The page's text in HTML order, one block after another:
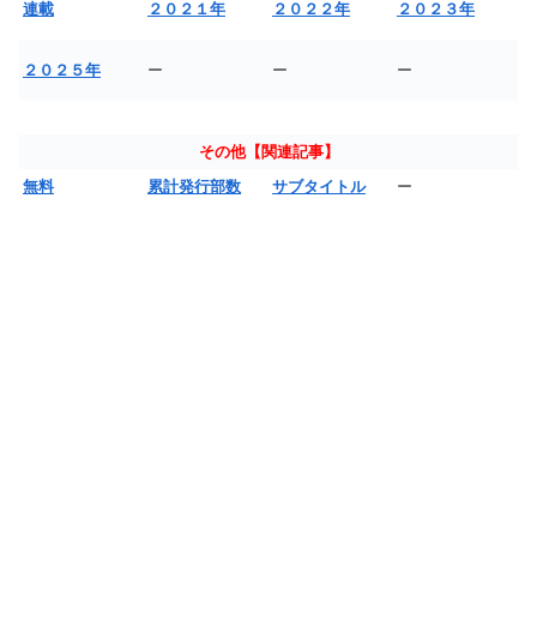
連載 ２０２１年 ２０２２年 ２０２３年
２０２５年 ー ー ー
その他【関連記事】
無料
累計発行部数 サブタイトル ー